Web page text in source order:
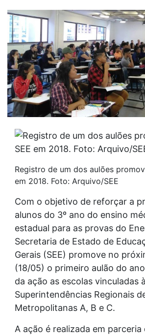
Registro de um dos aulões
em 2018. Foto: Arquivo/SEE
Com o objetivo de reforçar a
alunos do 3º ano do ensino
estadual para as provas do
Secretaria de Estado de
Gerais (SEE) promove no
(18/05) o primeiro aulão do
da ação as escolas vinculadas
Superintendências Regionais
Metropolitanas A, B e C.
A ação é realizada em